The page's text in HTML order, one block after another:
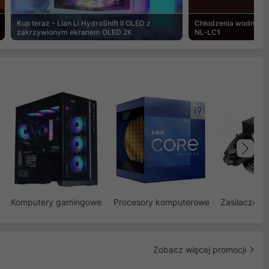
Kup teraz - Lian Li HydroShift II OLED z
zakrzywionym ekranem OLED 2K
Chłodzenia wodne
NL-LC1
Komputery gamingowe Procesory komputerowe Zasilacze
Zobacz więcej promocji